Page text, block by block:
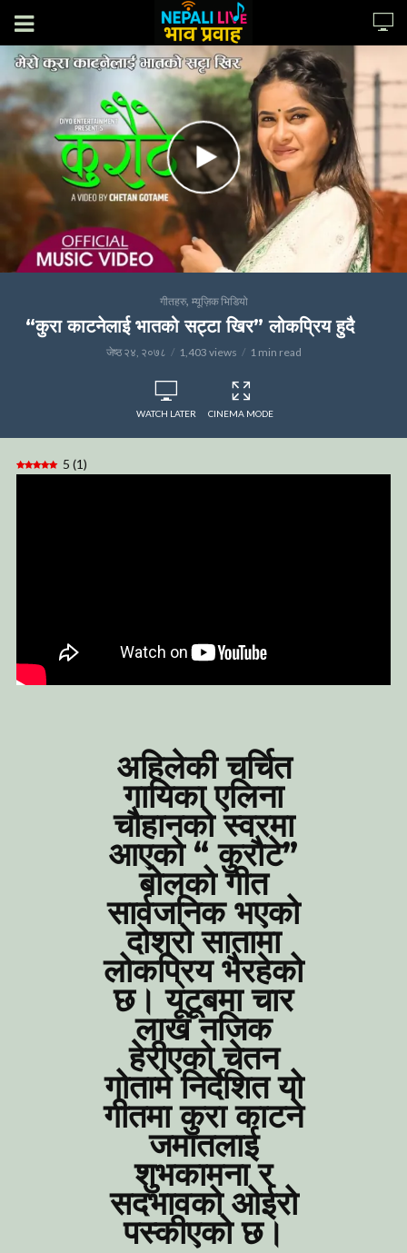
गीतहरु, म्यूज़िक भिडियो
“कुरा काटनेलाई भातको सट्टा खिर” लोकप्रिय हुदै
जेष्ठ २४, २०७८ 1,403 views 1 min read
WATCH LATER CINEMA MODE
5 (1)
अहिलेकी चर्चित
गायिका एलिना
चौहानको स्वरमा
आएको “ कुरौटे”
बोलको गीत
सार्वजनिक भएको
दोश्रो सातामा
लोकप्रिय भैरहेको
छ। यूटूबमा चार
लाख नजिक
हेरीएको चेतन
गोतामे निर्देशित यो
गीतमा कुरा काटने
जमातलाई
शुभकामना र
सदभावको ओईरो
पस्कीएको छ।